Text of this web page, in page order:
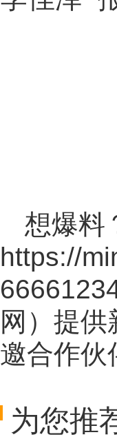
想爆料
https://
网 ）提
邀合作伙
为您推